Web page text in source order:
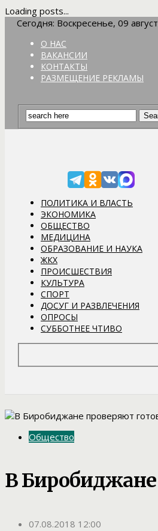
Loading posts...
Сегодня: Воскресенье, 09
О НАС
ВАКАНСИИ
КОНТАКТЫ
РАЗМЕЩЕНИЕ РЕКЛАМЫ
ПОЛИТИКА И ВЛАСТЬ
ЭКОНОМИКА
ОБЩЕСТВО
МЕДИЦИНА
ОБРАЗОВАНИЕ И НАУКА
ЖКХ
ПРОИСШЕСТВИЯ
КУЛЬТУРА
СПОРТ
ДОСУГ И РАЗВЛЕЧЕНИЯ
ОПРОСЫ
СУББОТНЕЕ ЧТИВО
Общество
В Биробиджане
07.08.2018 12:00